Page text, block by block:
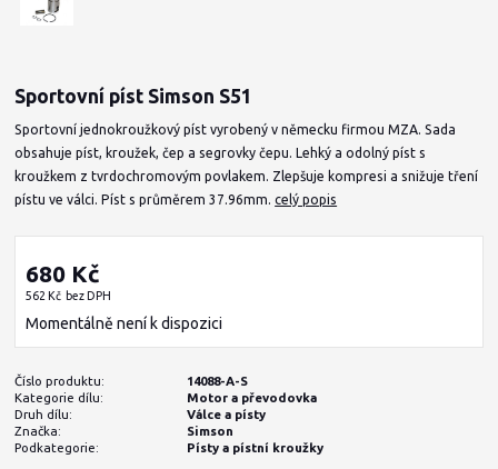
Sportovní píst Simson S51
Sportovní jednokroužkový píst vyrobený v německu firmou MZA. Sada
obsahuje píst, kroužek, čep a segrovky čepu. Lehký a odolný píst s
kroužkem z tvrdochromovým povlakem. Zlepšuje kompresi a snižuje tření
pístu ve válci. Píst s průměrem 37.96mm.celý popis
680 Kč
562 Kč bez DPH
Momentálně není k dispozici
Číslo produktu:
14088-A-S
Kategorie dílu:
Motor a převodovka
Druh dílu:
Válce a písty
Značka:
Simson
Podkategorie:
Písty a pístní kroužky